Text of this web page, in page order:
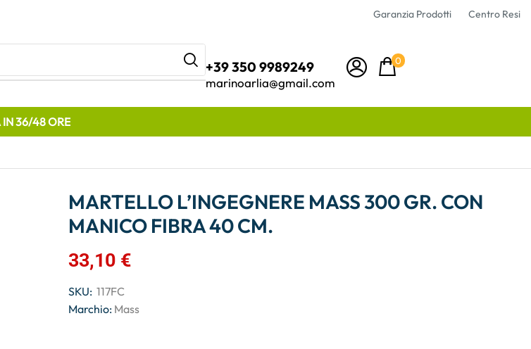
Garanzia Prodotti Centro Resi
+39 350 9989249
marinoarlia@gmail.com
0
36/48 ORE
MARTELLO L’INGEGNERE MASS 300 GR. CON
MANICO FIBRA 40 CM.
33,10 €
SKU: 117FC
Marchio: Mass